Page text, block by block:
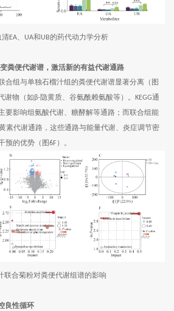
清EA UA和UB的药代动力学分析
粪便代谢谱，激活新的有益代谢通路
合组与单独石榴汁组的粪便代谢谱显著分离（图
谢物（如 β-隐黄质、谷氨酰赖氨酸等）。 KEGG通
要影响组氨酸代谢、糖酵解等通路；而联合组能
素代谢通路，这些通路与能量代谢、炎症调节密
预的优势（图6F ）。
联合菊粉对粪便代谢组谱的影响
良性循环